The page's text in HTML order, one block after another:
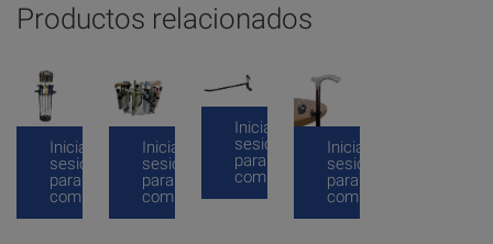
Productos relacionados
Inicia
sesión
para
comprar
Inicia
sesión
para
comprar
Inicia
sesión
para
comprar
Inicia
sesión
para
comprar